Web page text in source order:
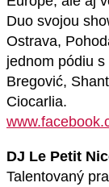
Duo svojou
Ostrava,
jednom pódiu
Bregović,
Ciocarlia.
DJ Le Petit
Talentovaný